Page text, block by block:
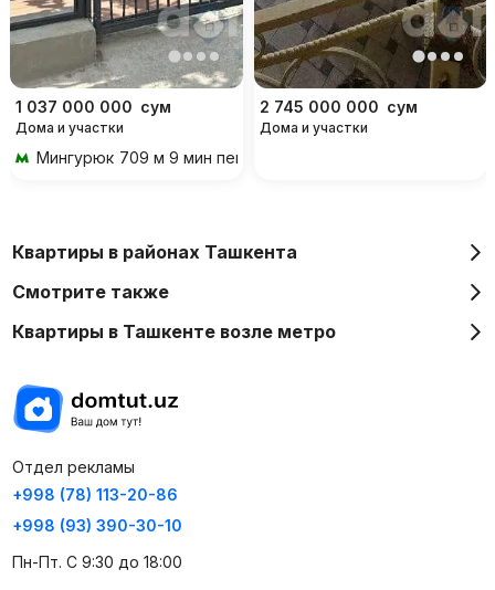
1 037 000 000 сум
Дома и участки
Мингурюк 709 м 9 мин пешком
2 745 000 000 сум
Дома и участки
Квартиры в районах Ташкента
Смотрите также
Квартиры в Ташкенте возле метро
Отдел рекламы
+998 (78) 113-20-86
+998 (93) 390-30-10
Пн-Пт. С 9:30 до 18:00